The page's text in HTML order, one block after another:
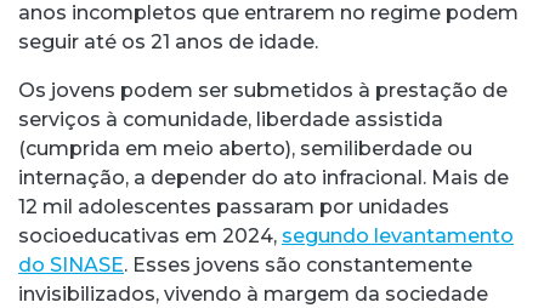
anos incompletos que entrarem no regime podem
seguir até os 21 anos de idade.
Os jovens podem ser submetidos à prestação de
serviços à comunidade, liberdade assistida
(cumprida em meio aberto), semiliberdade ou
internação, a depender do ato infracional. Mais de
12 mil adolescentes passaram por unidades
socioeducativas em 2024, segundo levantamento
do SINASE. Esses jovens são constantemente
invisibilizados, vivendo à margem da sociedade